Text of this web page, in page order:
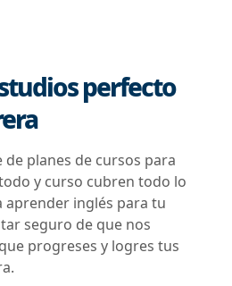
perfecto
de planes de cursos para
y curso cubren todo lo
aprender inglés para tu
seguro de que nos
progreses y logres tus